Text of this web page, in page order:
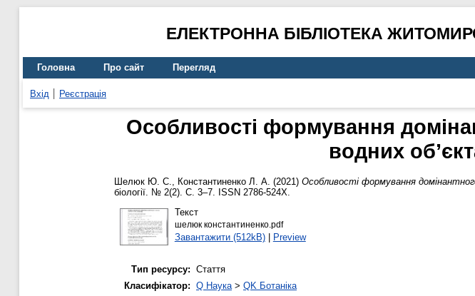
ЕЛЕКТРОННА БІБЛІОТЕКА
Головна Про сайт Перегляд
Вхід Реєстрація
Особливості формування
водних
Шелюк Ю. С., Константиненко Л. А. (2021) Особливості формування
біології. № 2(2). С. 3–7. ISSN 2786-524X.
Текст
шелюк константиненко.pdf
Завантажити (512kB)| Preview
Тип ресурсу: Стаття
Класифікатор: Q Наука> QK Ботаніка